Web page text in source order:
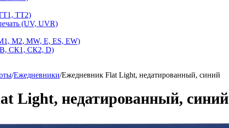
ТT2)
(UV, UVR)
M2, MW, E, ES, EW)
В, СК1, СК2, D)
/Ежедневники/Ежедневник Flat Light, недатированный, синий
Light, недатированный, синий